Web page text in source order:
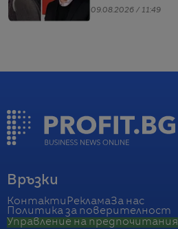
09.08.2026 / 11:49
Връзки
Контакти РекламаЗа нас
Политика за поверителност
Управление на предпочитания